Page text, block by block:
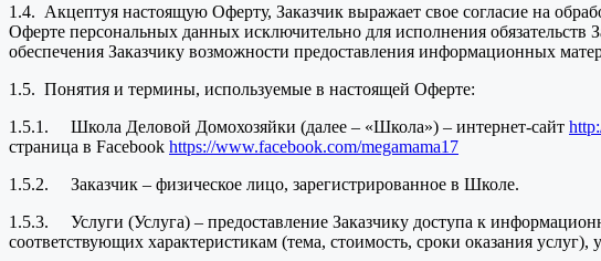
1.4. Акцептуя настоящую Оферту, Заказчик выражает свое согласие на
Оферте персональных данных исключительно для исполнения обязательств
обеспечения Заказчику возможности предоставления информационных
1.5. Понятия и термины, используемые в настоящей Оферте:
1.5.1. Школа Деловой Домохозяйки (далее – «Школа») – интернет-сайт
страница в Facebook https://www.facebook.com/megamama17
1.5.2. Заказчик – физическое лицо, зарегистрированное в Школе.
1.5.3. Услуги (Услуга) – предоставление Заказчику доступа к
соответствующих характеристикам (тема, стоимость, сроки оказания услуг),